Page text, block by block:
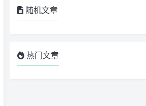
随机文章
热门文章